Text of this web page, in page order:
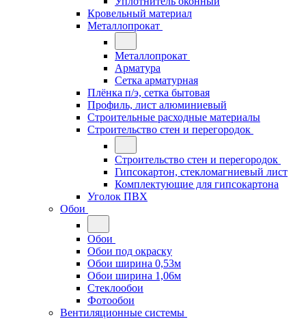
Кровельный материал
Металлопрокат
Металлопрокат
Арматура
Сетка арматурная
Плёнка п/э, сетка бытовая
Профиль, лист алюминиевый
Строительные расходные материалы
Строительство стен и перегородок
Строительство стен и перегородок
Гипсокартон, стекломагниевый лист
Комплектующие для гипсокартона
Уголок ПВХ
Обои
Обои
Обои под окраску
Обои ширина 0,53м
Обои ширина 1,06м
Стеклообои
Фотообои
Вентиляционные системы